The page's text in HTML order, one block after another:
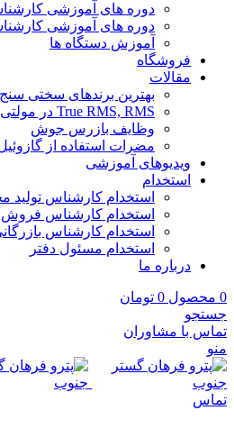
دوره های آموزشی
دوره های آموزشی
آموزش دستگاه ها
فروشگاه
مقالات
بهترین برندهای سختی
True RMS, RMS در مولتی متر ها چیست؟
وظایف بازرس جوش
مضرات استفاده از
ویدیوهای آموزشی
استخدام
استخدام کارشناس تولید
استخدام کارشناس فروش
استخدام کارشناس
استخدام مسئول دفتر
درباره ما
0 محصول 0 تومان
جستجو
تماس با مشاوران
منو
تماس